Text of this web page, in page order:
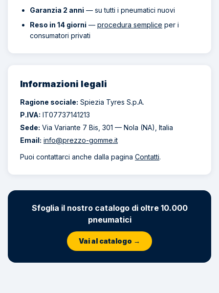
Garanzia 2 anni — su tutti i pneumatici nuovi
Reso in 14 giorni — procedura semplice per i
consumatori privati
Informazioni legali
Ragione sociale: Spiezia Tyres S.p.A.
P.IVA: IT07737141213
Sede: Via Variante 7 Bis, 301 — Nola (NA), Italia
Email: info@prezzo-gomme.it
Puoi contattarci anche dalla pagina Contatti.
Sfoglia il nostro catalogo di oltre 10.000
pneumatici
Vai al catalogo →